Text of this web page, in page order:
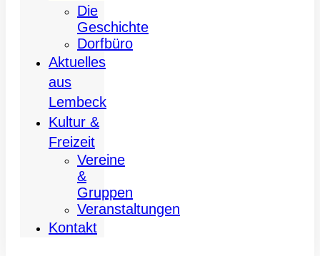
Die
Geschichte
Dorfbüro
Aktuelles
aus
Lembeck
Kultur &
Freizeit
Vereine
&
Gruppen
Veranstaltungen
Kontakt